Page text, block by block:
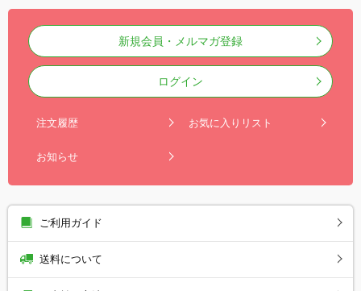
新規会員・メルマガ登録
ログイン
注文履歴 お気に入りリスト
お知らせ
ご利用ガイド
送料について